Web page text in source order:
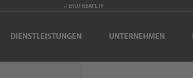
// ENSURESAFETY
DIENSTLEISTUNGEN UNTERNEHMEN